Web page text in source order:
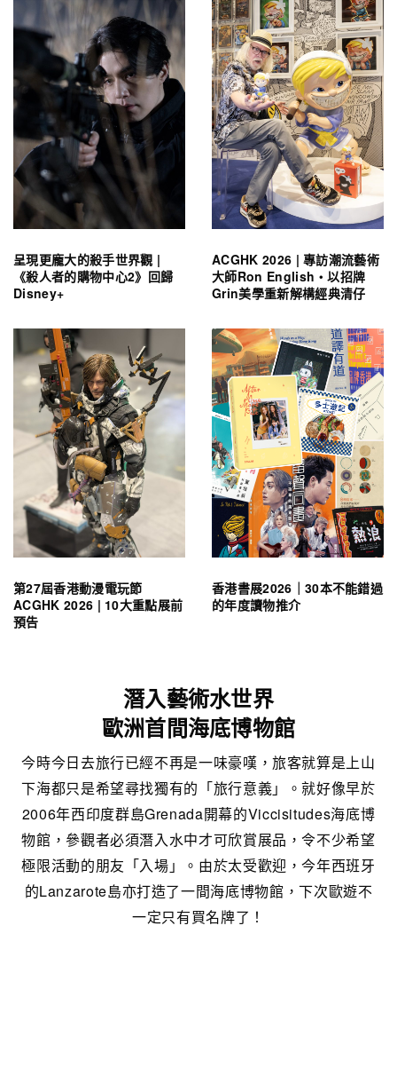
呈現更龐大的殺手世界觀 |
《殺人者的購物中心2》回歸
Disney+
ACGHK 2026 | 專訪潮流藝術
大師Ron English・以招牌
Grin美學重新解構經典清仔
第27屆香港動漫電玩節
ACGHK 2026 | 10大重點展前
預告
香港書展2026｜30本不能錯過
的年度讀物推介
潛入藝術水世界
歐洲首間海底博物館
今時今日去旅行已經不再是一味豪嘆，旅客就算是上山
下海都只是希望尋找獨有的「旅行意義」。就好像早於
2006年西印度群島Grenada開幕的Viccisitudes海底博
物館，參觀者必須潛入水中才可欣賞展品，令不少希望
極限活動的朋友「入場」。由於太受歡迎，今年西班牙
的Lanzarote島亦打造了一間海底博物館，下次歐遊不
一定只有買名牌了！